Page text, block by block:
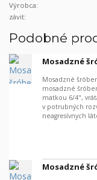
Výrobca:
závit:
Podobné
Mosadzné
Mosadzné
mosadzné
matkou 6/4",
v potrubných
neagresívnych
Mosadzné